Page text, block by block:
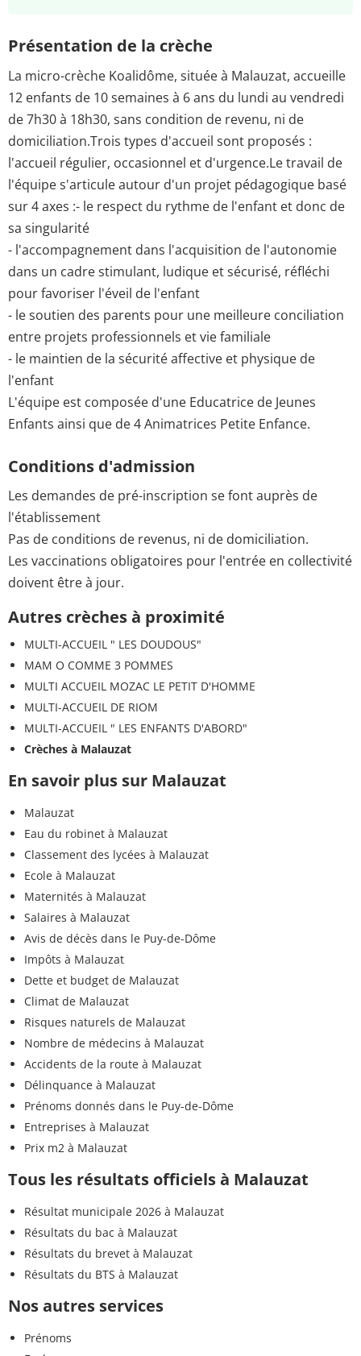
Présentation de la crèche
La micro-crèche Koalidôme, située à Malauzat, accueille
12 enfants de 10 semaines à 6 ans du lundi au vendredi
de 7h30 à 18h30, sans condition de revenu, ni de
domiciliation.Trois types d'accueil sont proposés :
l'accueil régulier, occasionnel et d'urgence.Le travail de
l'équipe s'articule autour d'un projet pédagogique basé
sur 4 axes :- le respect du rythme de l'enfant et donc de
sa singularité
- l'accompagnement dans l'acquisition de l'autonomie
dans un cadre stimulant, ludique et sécurisé, réfléchi
pour favoriser l'éveil de l'enfant
- le soutien des parents pour une meilleure conciliation
entre projets professionnels et vie familiale
- le maintien de la sécurité affective et physique de
l'enfant
L'équipe est composée d'une Educatrice de Jeunes
Enfants ainsi que de 4 Animatrices Petite Enfance.
Conditions d'admission
Les demandes de pré-inscription se font auprès de
l'établissement
Pas de conditions de revenus, ni de domiciliation.
Les vaccinations obligatoires pour l'entrée en collectivité
doivent être à jour.
Autres crèches à proximité
MULTI-ACCUEIL " LES DOUDOUS"
MAM O COMME 3 POMMES
MULTI ACCUEIL MOZAC LE PETIT D'HOMME
MULTI-ACCUEIL DE RIOM
MULTI-ACCUEIL " LES ENFANTS D'ABORD"
Crèches à Malauzat
En savoir plus sur Malauzat
Malauzat
Eau du robinet à Malauzat
Classement des lycées à Malauzat
Ecole à Malauzat
Maternités à Malauzat
Salaires à Malauzat
Avis de décès dans le Puy-de-Dôme
Impôts à Malauzat
Dette et budget de Malauzat
Climat de Malauzat
Risques naturels de Malauzat
Nombre de médecins à Malauzat
Accidents de la route à Malauzat
Délinquance à Malauzat
Prénoms donnés dans le Puy-de-Dôme
Entreprises à Malauzat
Prix m2 à Malauzat
Tous les résultats officiels à Malauzat
Résultat municipale 2026 à Malauzat
Résultats du bac à Malauzat
Résultats du brevet à Malauzat
Résultats du BTS à Malauzat
Nos autres services
Prénoms